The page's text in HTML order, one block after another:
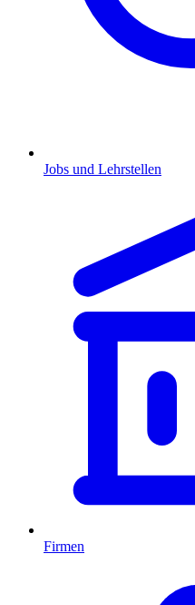
Jobs und Lehrstellen
Firmen